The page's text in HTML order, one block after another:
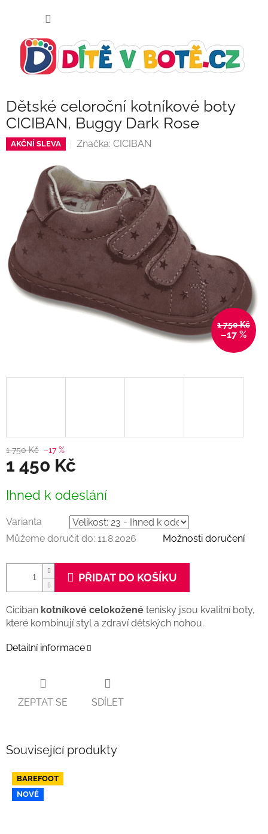
Dětské celoroční kotníkové boty
CICIBAN, Buggy Dark Rose
AKČNÍ SLEVA Značka: CICIBAN
1 750 Kč
–17 %
1 750 Kč –17 %
1 450 Kč
cena:
Ihned k odeslání
Varianta
Můžeme doručit do: 11.8.2026 Možnosti doručení
PŘIDAT DO KOŠÍKU
Ciciban kotníkové celokožené tenisky jsou kvalitní boty,
které kombinují styl a zdraví dětských nohou.
Detailní informace
ZEPTAT SE SDÍLET
Související produkty
BAREFOOT
NOVÉ